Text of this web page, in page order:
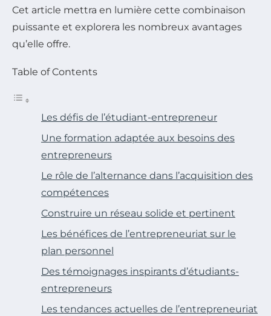
Cet article mettra en lumière cette combinaison
puissante et explorera les nombreux avantages
qu’elle offre.
Table of Contents
Les défis de l’étudiant-entrepreneur
Une formation adaptée aux besoins des
entrepreneurs
Le rôle de l’alternance dans l’acquisition des
compétences
Construire un réseau solide et pertinent
Les bénéfices de l’entrepreneuriat sur le
plan personnel
Des témoignages inspirants d’étudiants-
entrepreneurs
Les tendances actuelles de l’entrepreneuriat